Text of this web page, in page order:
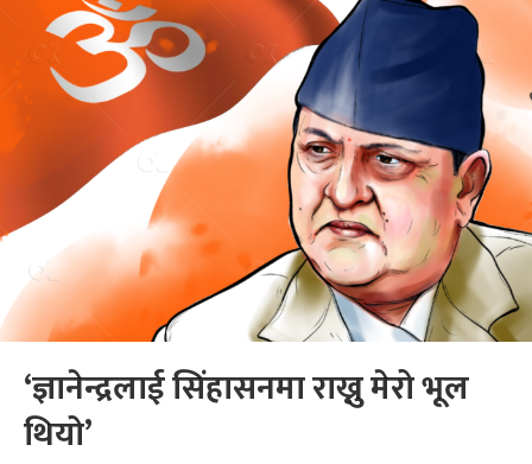
‘ज्ञानेन्द्रलाई सिंहासनमा राख्नु मेरो भूल
थियो’